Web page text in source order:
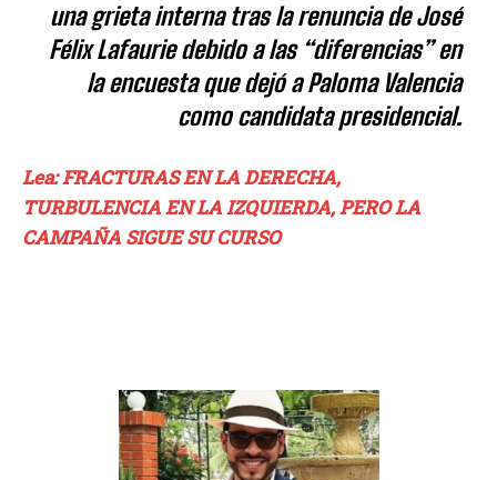
una grieta interna tras la renuncia de José
Félix Lafaurie debido a las “diferencias” en
la encuesta que dejó a Paloma Valencia
como candidata presidencial.
Lea: FRACTURAS EN LA DERECHA,
TURBULENCIA EN LA IZQUIERDA, PERO LA
CAMPAÑA SIGUE SU CURSO